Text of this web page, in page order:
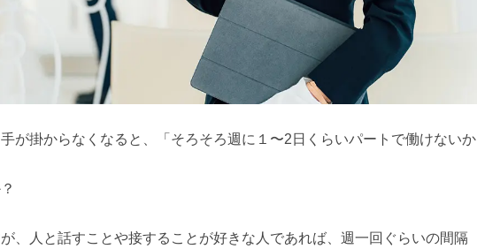
が掛からなくなると、「そろそろ週に１〜2日くらいパートで働けないか
、人と話すことや接することが好きな人であれば、週一回ぐらいの間隔